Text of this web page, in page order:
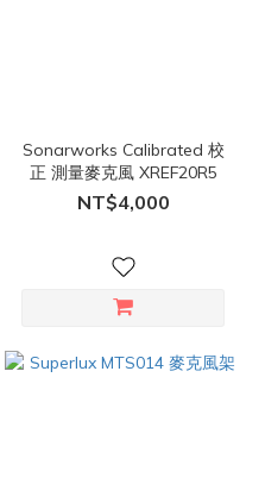
Sonarworks Calibrated 校
正 測量麥克風 XREF20R5
NT$4,000